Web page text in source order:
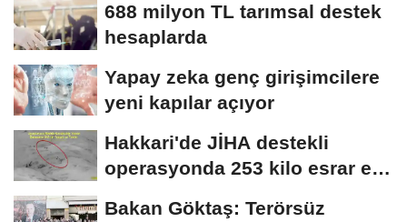
688 milyon TL tarımsal destek
hesaplarda
Yapay zeka genç girişimcilere
yeni kapılar açıyor
Hakkari'de JİHA destekli
operasyonda 253 kilo esrar ele
Bakan Göktaş: Terörsüz